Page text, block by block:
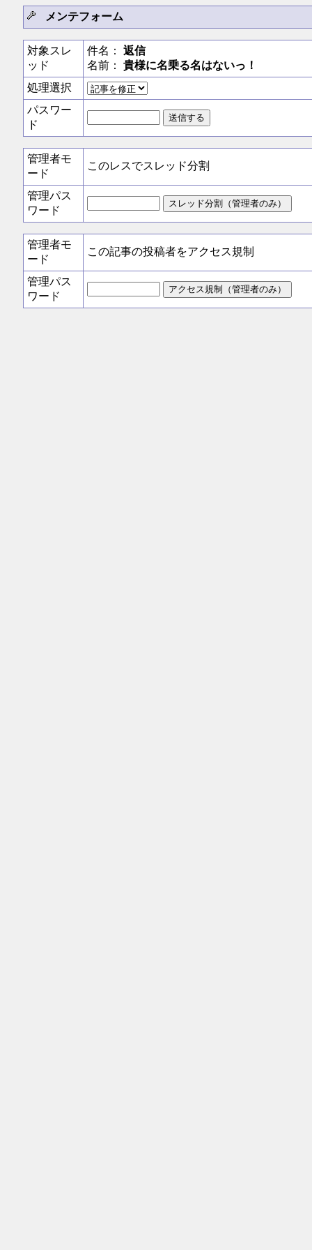
メンテフォーム
対象スレ
ッド
件名： 返信
名前： 貴様に名乗る名はないっ！
処理選択
パスワー
ド
管理者モ
ード
このレスでスレッド分割
管理パス
ワード
管理者モ
ード
この記事の投稿者をアクセス規制
管理パス
ワード